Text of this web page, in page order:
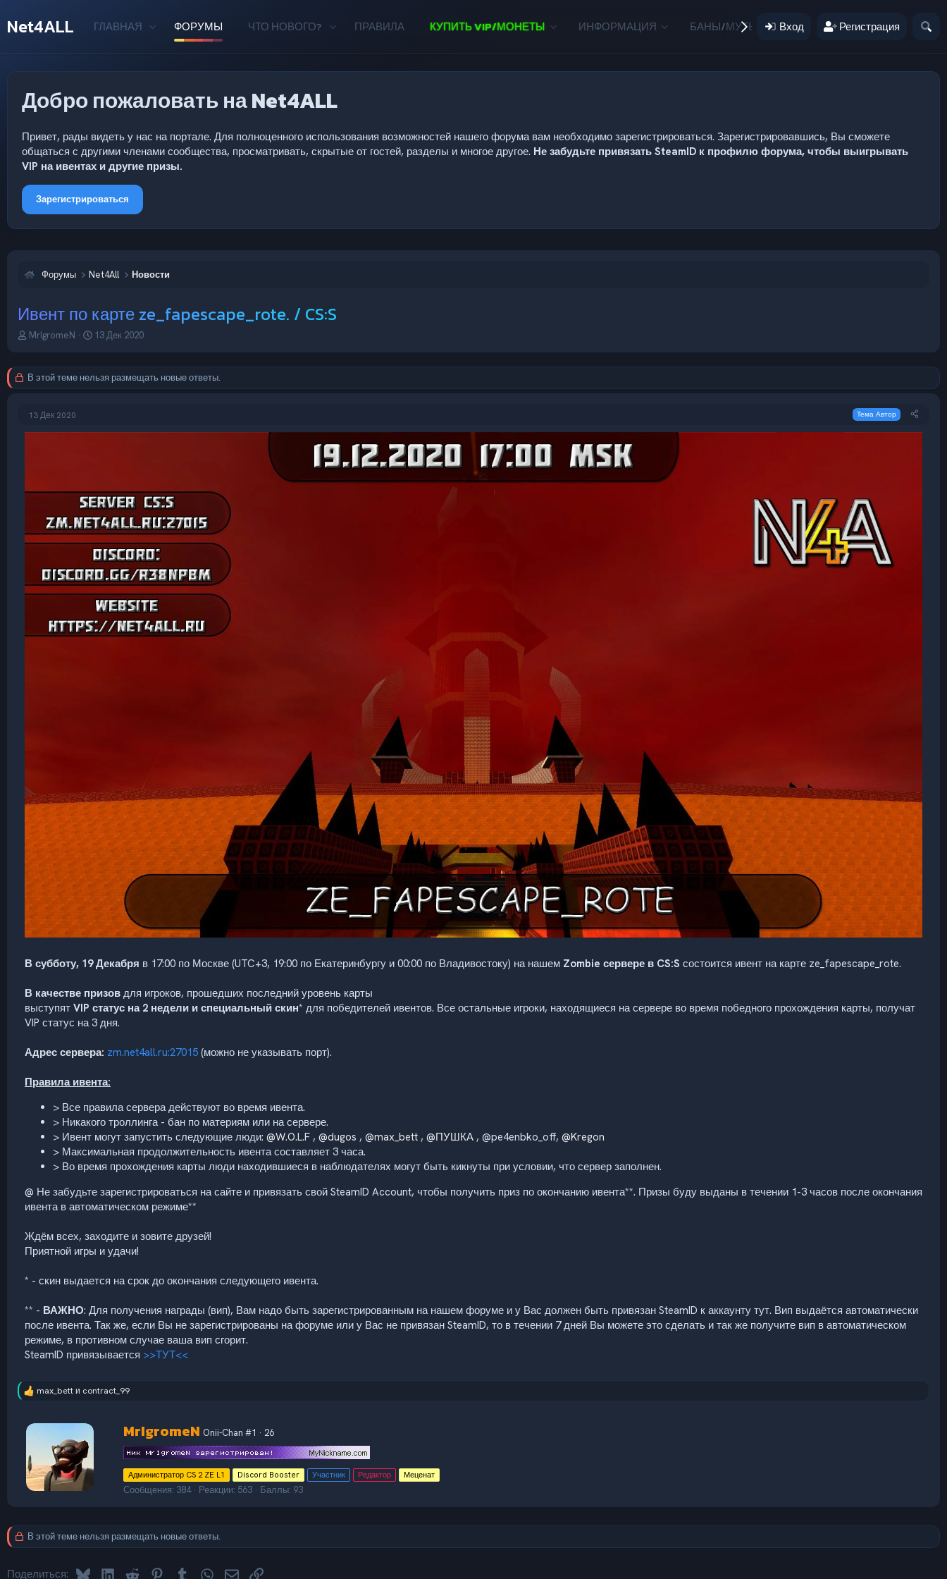
Net4ALL ГЛАВНАЯ ФОРУМЫ ЧТО НОВОГО? ПРАВИЛА КУПИТЬ VIP/МОНЕТЫ ИНФОРМАЦИЯ БАНЫ/МУТЫ ПОЖЕРТВОВАНИЯ
Вход Регистрация
Добро пожаловать на Net4ALL
Привет, рады видеть у нас на портале. Для полноценного использования возможностей нашего форума вам необходимо зарегистрироваться. Зарегистрировавшись, Вы сможете
общаться с другими членами сообщества, просматривать, скрытые от гостей, разделы и многое другое. Не забудьте привязать SteamID к профилю форума, чтобы выигрывать
VIP на ивентах и другие призы.
Зарегистрироваться
Форумы Net4All Новости
Ивент по карте ze_fapescape_rote. / CS:S
А
о
е
ы
MrIgromeN
Д
л
13 Дек 2020
В этой теме нельзя размещать новые ответы.
13 Дек 2020 Тема Автор
В субботу, 19 Декабря в 17:00 по Москве (UTC+3, 19:00 по Екатеринбургу и 00:00 по Владивостоку) на нашем Zombie сервере в CS:S состоится ивент на карте ze_fapescape_rote.
В качестве призов для игроков, прошедших последний уровень карты
выступят VIP статус на 2 недели и специальный скин* для победителей ивентов. Все остальные игроки, находящиеся на сервере во время победного прохождения карты, получат
VIP статус на 3 дня.
Адрес сервера: zm.net4all.ru:27015 (можно не указывать порт).
Правила ивента:
> Все правила сервера действуют во время ивента.
> Никакого троллинга - бан по материям или на сервере.
> Ивент могут запустить следующие люди: @W.O.L.F , @dugos , @max_bett , @ПУШКА , @pe4enbko_off, @Kregon
> Максимальная продолжительность ивента составляет 3 часа.
> Во время прохождения карты люди находившиеся в наблюдателях могут быть кикнуты при условии, что сервер заполнен.
@ Не забудьте зарегистрироваться на сайте и привязать свой SteamID Account, чтобы получить приз по окончанию ивента**. Призы буду выданы в течении 1-3 часов после окончания
ивента в автоматическом режиме**
Ждём всех, заходите и зовите друзей!
Приятной игры и удачи!
* - скин выдается на срок до окончания следующего ивента.
** - ВАЖНО: Для получения награды (вип), Вам надо быть зарегистрированным на нашем форуме и у Вас должен быть привязан SteamID к аккаунту тут. Вип выдаётся автоматически
после ивента. Так же, если Вы не зарегистрированы на форуме или у Вас не привязан SteamID, то в течении 7 дней Вы можете это сделать и так же получите вип в автоматическом
режиме, в противном случае ваша вип сгорит.
SteamID привязывается >>ТУТ<<
Р
и
max_bettи contract_99
А
в
т
MrIgromeN Onii-Chan #1 · 26
Администратор CS 2 ZE L1 Discord Booster Участник Редактор Меценат
Сообщения 384 Реакции 563 Баллы 93
В этой теме нельзя размещать новые ответы.
Поделиться: BlueskyLinkedInReddit PinterestTumblrWhatsAppЭлектронная почта
Ссылка